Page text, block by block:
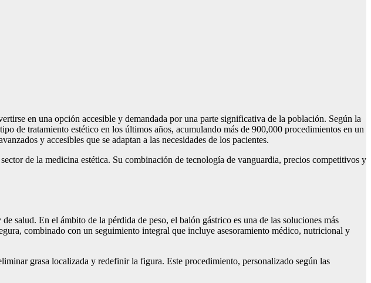
en una opción accesible y demandada por una parte significativa de la población. Según la
de tratamiento estético en los últimos años, acumulando más de 900,000 procedimientos en un
y accesibles que se adaptan a las necesidades de los pacientes.
de la medicina estética. Su combinación de tecnología de vanguardia, precios competitivos y
salud. En el ámbito de la pérdida de peso, el balón gástrico es una de las soluciones más
combinado con un seguimiento integral que incluye asesoramiento médico, nutricional y
grasa localizada y redefinir la figura. Este procedimiento, personalizado según las